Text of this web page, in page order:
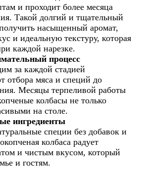
и проходит более месяца
Такой долгий и тщательный
насыщенный аромат,
и идеальную текстуру, которая
каждой нарезке.
процесс
за каждой стадией
отбора мяса и специй до
Месяцы терпеливой работы
колбасы не только
на столе.
ингредиенты
специи без добавок и
колбаса радует
и чистым вкусом, который
и гостям.